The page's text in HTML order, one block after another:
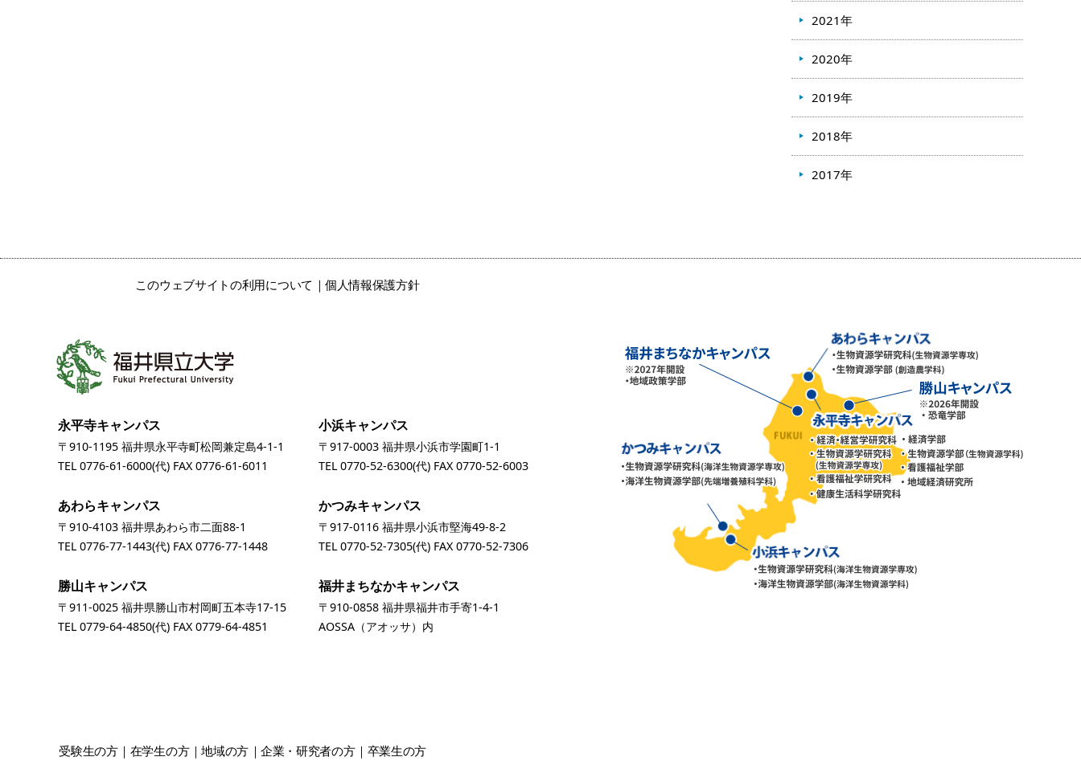
2021年
2020年
2019年
2018年
2017年
このウェブサイトの利用について 個人情報保護方針
永平寺キャンパス
〒910-1195 福井県永平寺町松岡兼定島4-1-1
TEL0776-61-6000(代) FAX 0776-61-6011
小浜キャンパス
〒917-0003 福井県小浜市学園町1-1
TEL0770-52-6300(代) FAX 0770-52-6003
あわらキャンパス
〒910-4103 福井県あわら市二面88-1
TEL0776-77-1443(代) FAX 0776-77-1448
かつみキャンパス
〒917-0116 福井県小浜市堅海49-8-2
TEL0770-52-7305(代) FAX 0770-52-7306
勝山キャンパス
〒911-0025 福井県勝山市村岡町五本寺17-15
TEL0779-64-4850(代) FAX 0779-64-4851
福井まちなかキャンパス
〒910-0858 福井県福井市手寄1-4-1
AOSSA（アオッサ）内
受験生の方 在学生の方 地域の方 企業・研究者の方 卒業生の方